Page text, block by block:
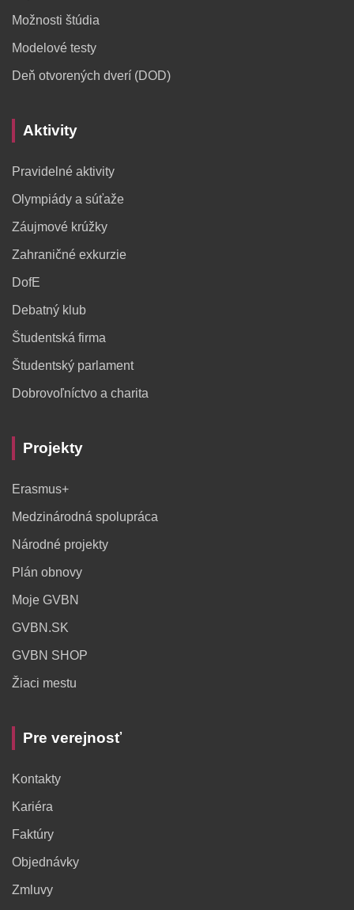
Možnosti štúdia
Modelové testy
Deň otvorených dverí (DOD)
Aktivity
Pravidelné aktivity
Olympiády a súťaže
Záujmové krúžky
Zahraničné exkurzie
DofE
Debatný klub
Študentská firma
Študentský parlament
Dobrovoľníctvo a charita
Projekty
Erasmus+
Medzinárodná spolupráca
Národné projekty
Plán obnovy
Moje GVBN
GVBN.SK
GVBN SHOP
Žiaci mestu
Pre verejnosť
Kontakty
Kariéra
Faktúry
Objednávky
Zmluvy